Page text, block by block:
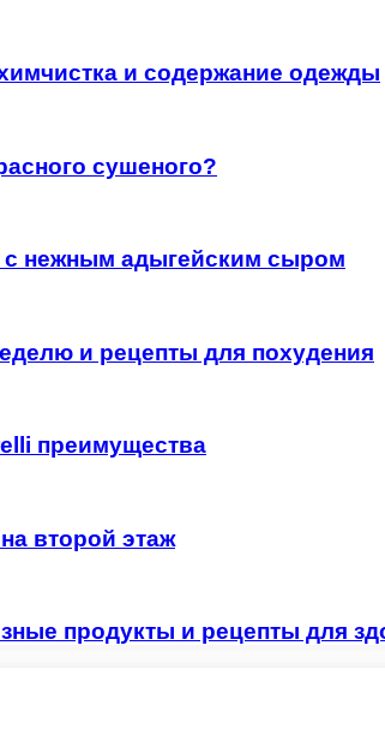
и содержание одежды
сушеного?
с нежным адыгейским сыром
и рецепты для похудения
преимущества
второй этаж
продукты и рецепты для